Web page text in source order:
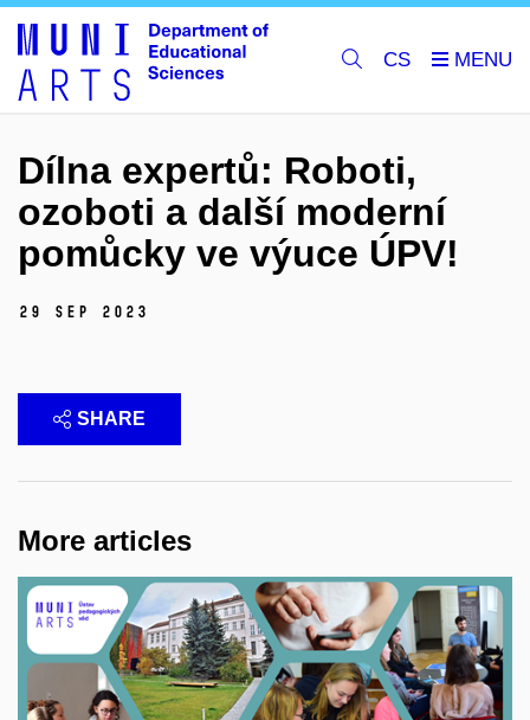
CS
Dílna expertů: Roboti,
ozoboti a další moderní
pomůcky ve výuce ÚPV!
29 Sep 2023
SHARE
More articles